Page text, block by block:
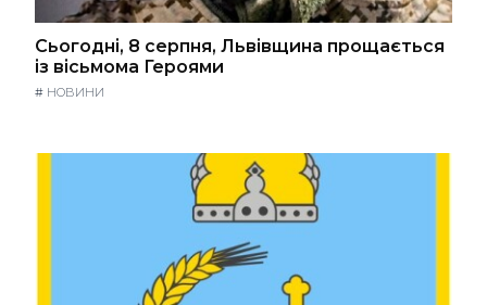
Сьогодні, 8 серпня, Львівщина прощається
із вісьмома Героями
# НОВИНИ